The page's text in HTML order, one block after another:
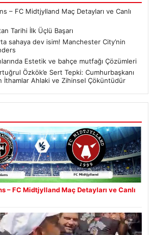
– FC Midtjylland Maç Detayları ve Canlı
Tarihi İlk Üçlü Başarı
sahaya dev isim! Manchester City’nin
Estetik ve bahçe mutfağı Çözümleri
Özkök’e Sert Tepki: Cumhurbaşkanı
İthamlar Ahlaki ve Zihinsel Çöküntüdür
– FC Midtjylland Maç Detayları ve Canlı